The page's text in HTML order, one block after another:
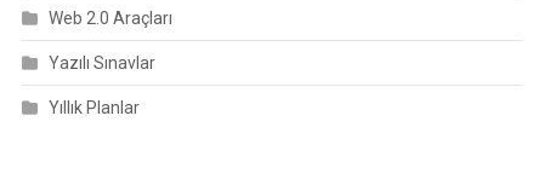
Web 2.0 Araçları
Yazılı Sınavlar
Yıllık Planlar